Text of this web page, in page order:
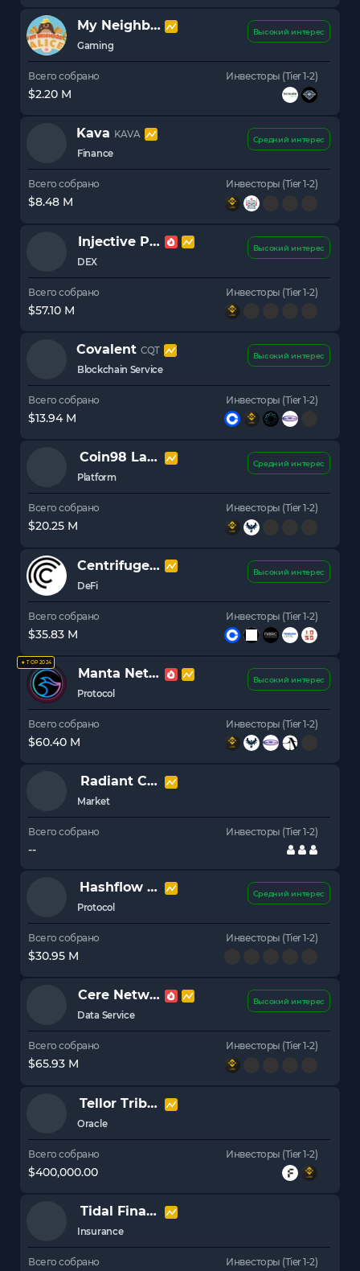
My Neighbor Alice
Gaming
Высокий интерес
Всего собрано
$2.20 M
Инвесторы (Tier 1-2)
Kava KAVA
Finance
Средний интерес
Всего собрано
$8.48 M
Инвесторы (Tier 1-2)
Injective Protocol
DEX
Высокий интерес
Всего собрано
$57.10 M
Инвесторы (Tier 1-2)
Covalent CQT
Blockchain Service
Высокий интерес
Всего собрано
$13.94 M
Инвесторы (Tier 1-2)
Coin98 LabsC98
Platform
Средний интерес
Всего собрано
$20.25 M
Инвесторы (Tier 1-2)
CentrifugeCFG
DeFi
Высокий интерес
Всего собрано
$35.83 M
Инвесторы (Tier 1-2)
★ TOP 2024
Manta NetworkMANTA
Protocol
Высокий интерес
Всего собрано
$60.40 M
Инвесторы (Tier 1-2)
Radiant Capital
Market
Всего собрано
--
Инвесторы (Tier 1-2)
Hashflow HFT
Protocol
Средний интерес
Всего собрано
$30.95 M
Инвесторы (Tier 1-2)
Cere Network CERE
Data Service
Высокий интерес
Всего собрано
$65.93 M
Инвесторы (Tier 1-2)
Tellor Tributes
Oracle
Всего собрано
$400,000.00
Инвесторы (Tier 1-2)
Tidal FinanceTIDAL
Insurance
Всего собрано Инвесторы (Tier 1-2)